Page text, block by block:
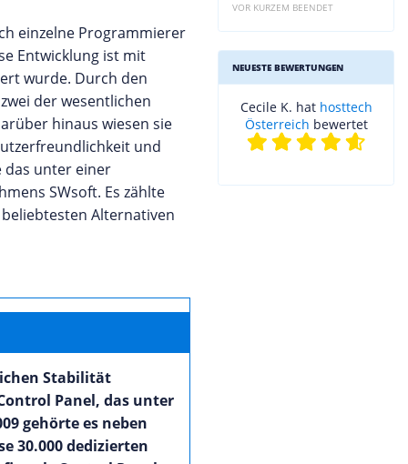
einzelne Programmierer
Entwicklung ist mit
wurde. Durch den
der wesentlichen
hinaus wiesen sie
und
unter einer
SWsoft. Es zählte
Alternativen
Stabilität
Panel, das unter
gehörte es neben
30.000 dedizierten
VOR KURZEM BEENDET
NEUESTE BEWERTUNGEN
Cecile K. hat hosttech
Österreich bewertet